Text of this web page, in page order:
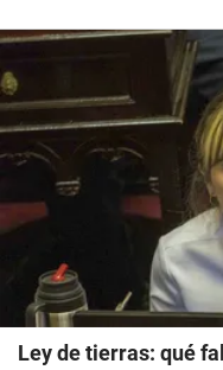
Ley de tierras: qué